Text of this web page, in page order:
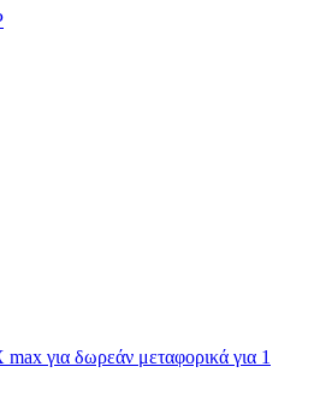
για δωρεάν μεταφορικά για 1